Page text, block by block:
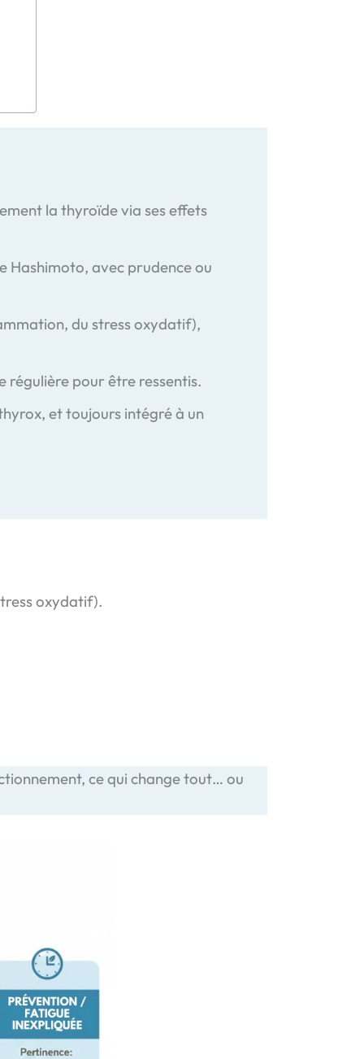
la thyroïde via ses effets
Hashimoto, avec prudence ou
du stress oxydatif),
régulière pour être ressentis.
et toujours intégré à un
oxydatif).
ce qui change tout… ou